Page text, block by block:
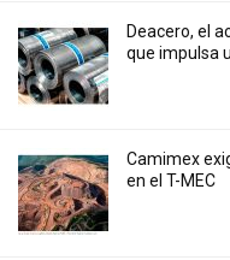
Deacero, el
que impulsa
Camimex
en el T-MEC